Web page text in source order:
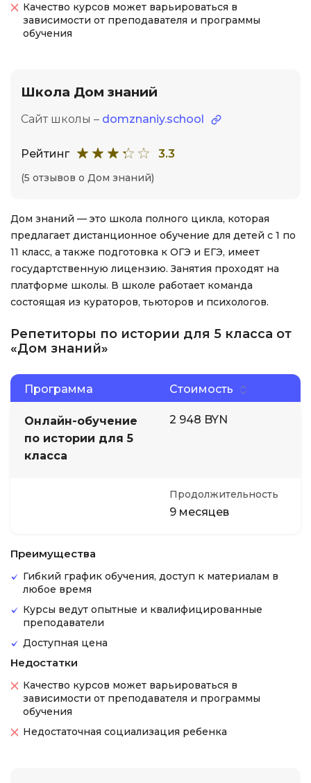
Качество курсов может варьироваться в
зависимости от преподавателя и программы
обучения
Школа Дом знаний
Сайт школы – domznaniy.school
Рейтинг 3.3
(5 отзывов о Дом знаний)
Дом знаний — это школа полного цикла, которая
предлагает дистанционное обучение для детей с 1 по
11 класс, а также подготовка к ОГЭ и ЕГЭ, имеет
государтственную лицензию. Занятия проходят на
платформе школы. В школе работает команда
состоящая из кураторов, тьюторов и психологов.
Репетиторы по истории для 5 класса от
«Дом знаний»
Программа Стоимость
Онлайн-обучение
по истории для 5
класса
2 948 BYN
Продолжительность
9 месяцев
Преимущества
Гибкий график обучения, доступ к материалам в
любое время
Курсы ведут опытные и квалифицированные
преподаватели
Доступная цена
Недостатки
Качество курсов может варьироваться в
зависимости от преподавателя и программы
обучения
Недостаточная социализация ребенка